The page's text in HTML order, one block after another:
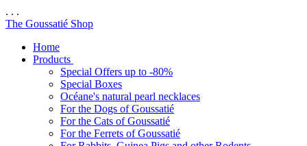
. . .
The Goussatié Shop
Home
Products
Special Offers up to -80%
Special Boxes
Océane's natural pearl necklaces
For the Dogs of Goussatié
For the Cats of Goussatié
For the Ferrets of Goussatié